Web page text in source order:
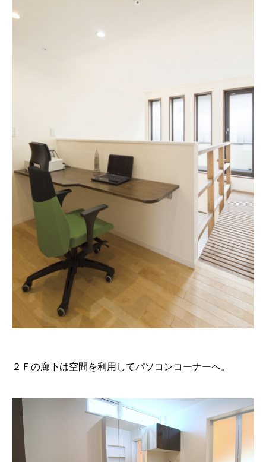
２Ｆの廊下は空間を利用してパソコンコーナーへ。